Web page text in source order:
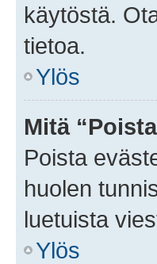
käytöstä.
tietoa.
Ylös
Mitä
Poista
huolen
luetuista
Ylös